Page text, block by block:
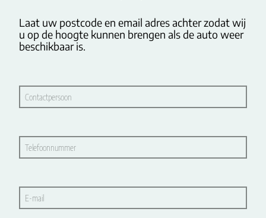
Laat uw postcode en email adres achter zodat wij
u op de hoogte kunnen brengen als de auto weer
beschikbaar is.
Contactpersoon
Telefoonnummer
E-mail